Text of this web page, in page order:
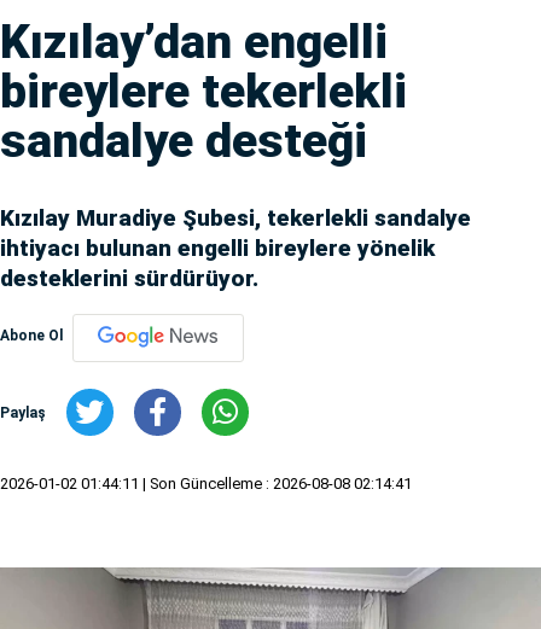
Kızılay’dan engelli
bireylere tekerlekli
sandalye desteği
Kızılay Muradiye Şubesi, tekerlekli sandalye
ihtiyacı bulunan engelli bireylere yönelik
desteklerini sürdürüyor.
Abone Ol
Paylaş
2026-01-02 01:44:11 | Son Güncelleme : 2026-08-08 02:14:41